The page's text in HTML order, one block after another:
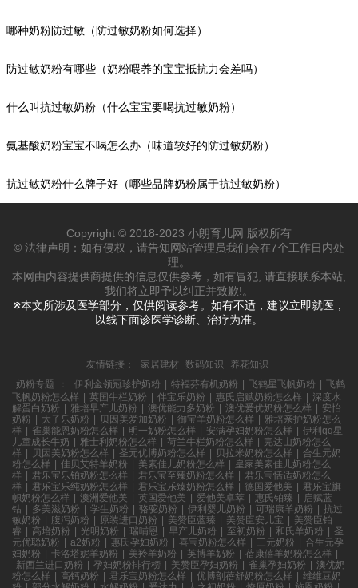
哪种奶粉防过敏（防过敏奶粉如何选择）
防过敏奶粉有哪些（奶粉喂养的宝宝抵抗力会差吗）
什么叫抗过敏奶粉（什么宝宝要喝抗过敏奶粉）
氨基酸奶粉宝宝不喝怎么办（味道较好的防过敏奶粉）
抗过敏奶粉什么牌子好（哪些品牌奶粉属于抗过敏奶粉）
Copyright © 2018-2023 小朗育儿网 版权所有
© 法律声明：如有侵权，请告知网站管理员我们会在7个工作日内处
理。
本网由内容提供商提供的信息仅供参考，如有冒犯, 请直接联系本站,
我们将立即予以纠正并致歉!。
※本文所涉及医学部分，仅供阅读参考。如有不适，建议立即就医，
以线下面诊医学诊断、治疗为准。
友情链接： 家居建材 数码知识
养花知识
奶粉专题
： 伊利金领冠珍护奶粉 | 特福芬有机奶粉 | 飞鹤星飞帆奶粉 | 飞鹤
飞帆奶粉怎么样 | 英国牛栏奶粉 | 伴宝乐奶粉 | 惠氏启赋奶粉怎么样 | 深度水
解蛋白奶粉 | 雅培早产儿奶粉 | 澳优能力多奶粉 | 澳优爱优奶粉怎么样 | 安怡
奶粉 | 太子乐奶粉 | 贝因美爱加奶粉 | 御宝羊奶粉怎么样 | 雅培亲护奶粉怎么
样 | 雀巢能恩奶粉怎么样 | 明一奶粉怎么样 | 安满孕妇奶粉怎么样 | 伊利qq星
儿童成长牛奶 | 雅士利奶粉怎么样 | 荷兰牛栏奶粉怎么样 | 完达山奶粉怎么
样 | 贝因美奶粉怎么样 | 圣元优博奶粉怎么样 | 贝拉米奶粉怎么样 | 合生元奶
粉怎么样 | 佳贝艾特羊奶粉 | 美素佳儿奶粉怎么样 | 皇家美素佳儿奶粉怎么
样 | 君乐宝乐铂奶粉怎么样 | 君乐宝至臻奶粉怎么样 | 君乐宝恬适奶粉怎么
样 | 君乐宝乐纯奶粉怎么样 | 君乐宝乐臻奶粉怎么样 | 德国爱他美 | 君乐宝旗
帜奶粉怎么样 | 澳洲爱他美 | 英国爱他美 | 爱他美卓萃 | 惠氏铂臻 | 启赋蓝
钻 | 多美滋奶粉 | 学生奶粉 | 骆驼奶粉 | 伊利婴儿奶粉 | 可瑞康羊奶粉 | 抗过
敏奶粉 | 腹泻奶粉 | 原装进口奶粉 | 美赞臣蓝臻 | 美赞臣安儿宝 | 美赞臣铂
睿 | 高培奶粉 | 光明奶粉 | 瑞哺恩 | 早产儿奶粉 | 至初奶粉 | 和氏羊奶粉 | 圣
元优聪奶粉 | a2奶粉 | 惠氏孕妇奶粉 | 喜宝奶粉怎么样 | 三元奶粉 | 合生元孕
妇奶粉 | 卡洛塔妮羊奶粉 | 美羚羊奶粉 | 英博羊奶粉 | 蓓康僖羊奶粉怎么样 |
新西兰进口奶粉 | 孕妇奶粉排行榜 | 美赞臣孕妇奶粉 | 雀巢孕妇奶粉 | 澳优奶
粉怎么样 | 高钙奶粉 | 君乐宝奶粉怎么样 | 优博剖蓓舒奶粉怎么样 | 维维豆奶